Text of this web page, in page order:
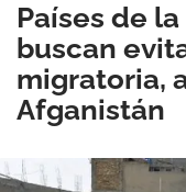
Países de
buscan
migratoria,
Afganistán